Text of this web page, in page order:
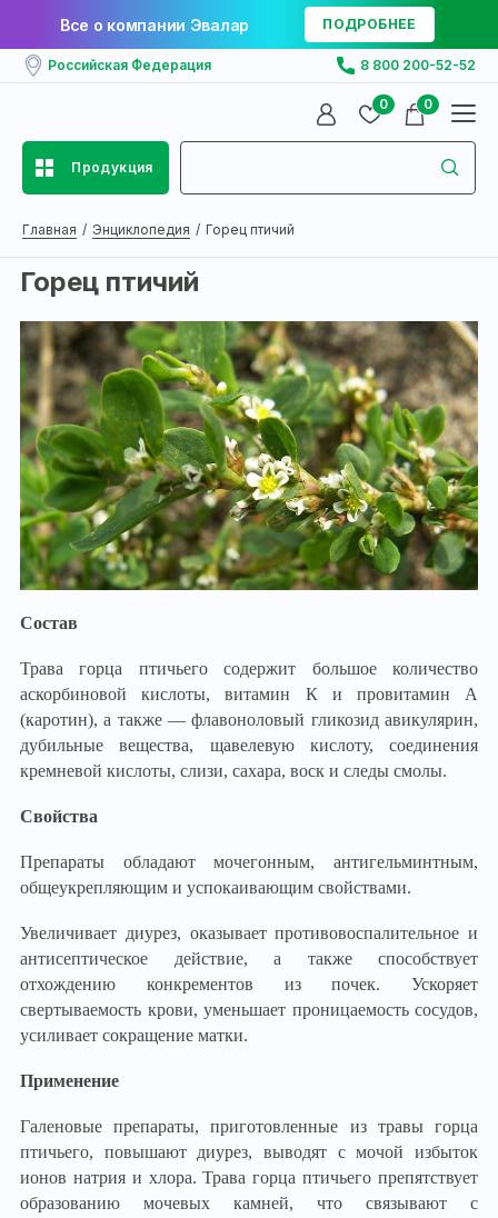
Все о компании Эвалар ПОДРОБНЕЕ
Российская Федерация 8 800 200-52-52
0 0
Продукция
Главная Энциклопедия Горец птичий
Горец птичий
Состав
Трава горца птичьего содержит большое количество
аскорбиновой кислоты, витамин К и провитамин А
(каротин), а также — флавоноловый гликозид авикулярин,
дубильные вещества, щавелевую кислоту, соединения
кремневой кислоты, слизи, сахара, воск и следы смолы.
Свойства
Препараты обладают мочегонным, антигельминтным,
общеукрепляющим и успокаивающим свойствами.
Увеличивает диурез, оказывает противовоспалительное и
антисептическое действие, а также способствует
отхождению конкрементов из почек. Ускоряет
свертываемость крови, уменьшает проницаемость сосудов,
усиливает сокращение матки.
Применение
Галеновые препараты, приготовленные из травы горца
птичьего, повышают диурез, выводят с мочой избыток
ионов натрия и хлора. Трава горца птичьего препятствует
образованию мочевых камней, что связывают с